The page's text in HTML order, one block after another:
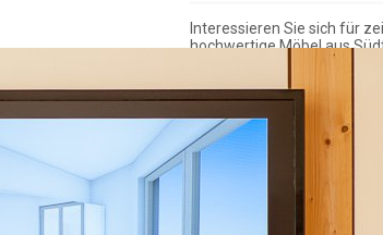
Interessieren Sie sich für
hochwertige Möbel aus
schönes Design und wollen
Wünsche verwirklichen?
uns Kontakt auf!
Mail
Tel. +39 0471 363032
Fax +39 0471 363808